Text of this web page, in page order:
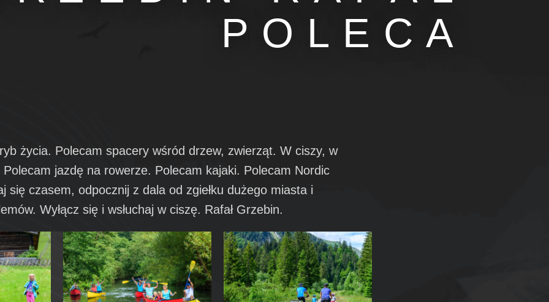
POLECA
życia. Polecam spacery wśród drzew, zwierząt. W ciszy, w
jazdę na rowerze. Polecam kajaki. Polecam Nordic
się czasem, odpocznij z dala od zgiełku dużego miasta i
Wyłącz się i wsłuchaj w ciszę. Rafał Grzebin.